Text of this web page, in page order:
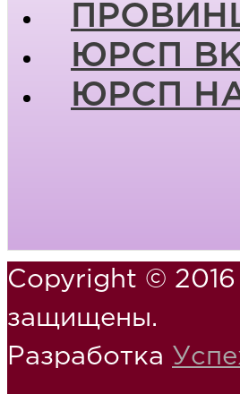
ЮРСП
ЮРСП НА
Copyright ©
защищены.
Разработка